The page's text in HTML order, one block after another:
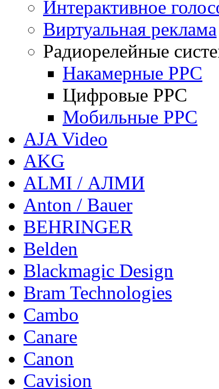
Интерактивное
Виртуальная реклама
Радиорелейные
Накамерные РРС
Цифровые РРС
Мобильные РРС
AJA Video
AKG
ALMI / АЛМИ
Anton / Bauer
BEHRINGER
Belden
Blackmagic Design
Bram Technologies
Cambo
Canare
Canon
Cavision